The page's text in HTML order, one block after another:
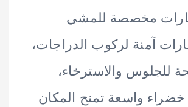
للمشي
لركوب الدراجات،
والاسترخاء،
تمنح المكان